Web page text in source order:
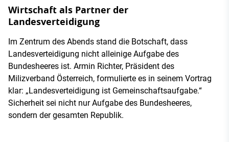
Wirtschaft als Partner der
Landesverteidigung
Im Zentrum des Abends stand die Botschaft, dass
Landesverteidigung nicht alleinige Aufgabe des
Bundesheeres ist. Armin Richter, Präsident des
Milizverband Österreich, formulierte es in seinem Vortrag
klar: „Landesverteidigung ist Gemeinschaftsaufgabe.“
Sicherheit sei nicht nur Aufgabe des Bundesheeres,
sondern der gesamten Republik.